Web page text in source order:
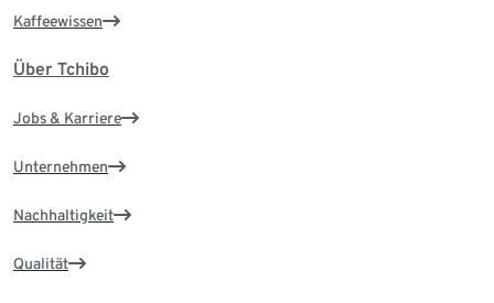
Kaffeewissen
Über Tchibo
Jobs & Karriere
Unternehmen
Nachhaltigkeit
Qualität